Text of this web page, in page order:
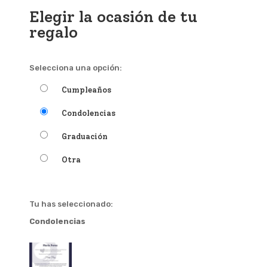
Elegir la ocasión de tu
regalo
Selecciona una opción:
Cumpleaños
Condolencias
Graduación
Otra
Tu has seleccionado:
Condolencias